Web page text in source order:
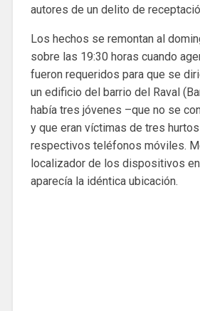
autores de un delito de
Los hechos se remontan al
sobre las 19:30 horas cuando
fueron requeridos para que se
un edificio del barrio del Raval
había tres jóvenes –que no se
y que eran víctimas de tres
respectivos teléfonos móviles.
localizador de los dispositivos
aparecía la idéntica ubicación.